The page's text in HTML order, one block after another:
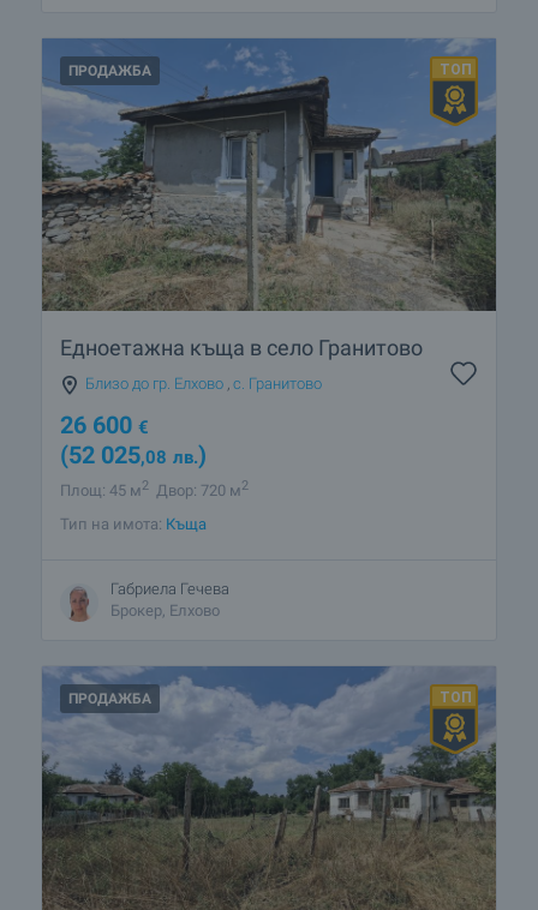
ПРОДАЖБА
Едноетажна къща в село Гранитово
Близо до гр. Елхово , с. Гранитово
26 600 €
(52 025,08 лв.)
Площ: 45 м2 Двор: 720 м2
Тип на имота: Къща
Габриела Гечева
Брокер, Елхово
ПРОДАЖБА